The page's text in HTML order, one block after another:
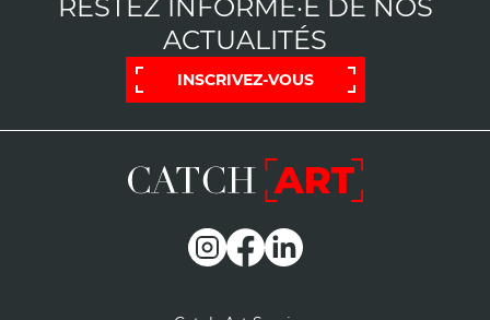
RESTEZ INFORMÉ·E DE NOS
ACTUALITÉS
INSCRIVEZ-VOUS